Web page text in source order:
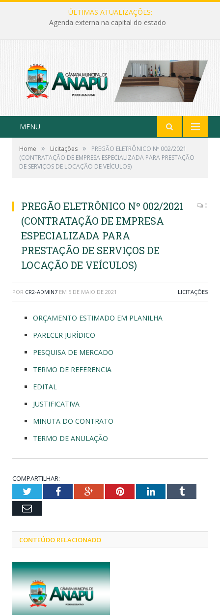
ÚLTIMAS ATUALIZAÇÕES:
Agenda externa na capital do estado
MENU
Home » Licitações »
PREGÃO ELETRÔNICO Nº 002/2021
(CONTRATAÇÃO DE EMPRESA ESPECIALIZADA PARA PRESTAÇÃO
DE SERVIÇOS DE LOCAÇÃO DE VEÍCULOS)
PREGÃO ELETRÔNICO Nº 002/2021
(CONTRATAÇÃO DE EMPRESA
ESPECIALIZADA PARA
PRESTAÇÃO DE SERVIÇOS DE
LOCAÇÃO DE VEÍCULOS)
0
POR CR2-ADMIN7 EM 5 DE MAIO DE 2021 LICITAÇÕES
ORÇAMENTO ESTIMADO EM PLANILHA
PARECER JURÍDICO
PESQUISA DE MERCADO
TERMO DE REFERENCIA
EDITAL
JUSTIFICATIVA
MINUTA DO CONTRATO
TERMO DE ANULAÇÃO
COMPARTILHAR:
TwitterFacebookGoogle+PinterestLinkedInTumblr
Email
CONTEÚDO RELACIONADO